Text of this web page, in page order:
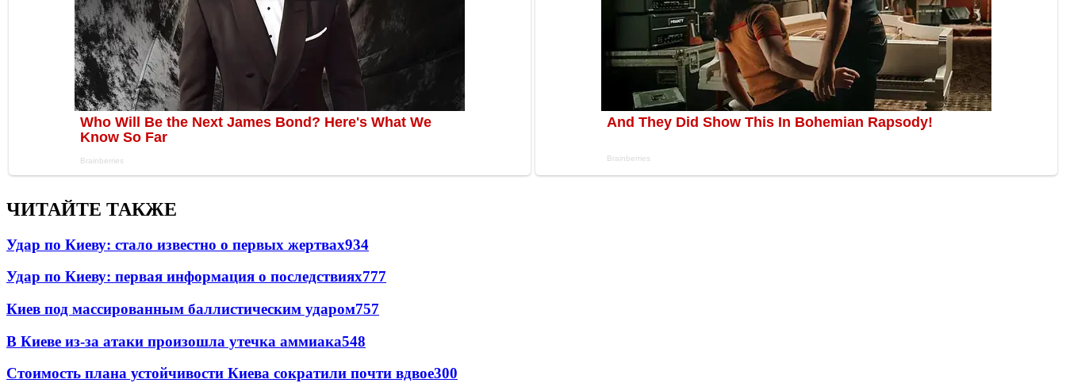
ЧИТАЙТЕ ТАКЖЕ
Удар по Киеву: стало известно о первых жертвах934
Удар по Киеву: первая информация о последствиях777
Киев под массированным баллистическим ударом757
В Киеве из-за атаки произошла утечка аммиака548
Стоимость плана устойчивости Киева сократили почти вдвое300